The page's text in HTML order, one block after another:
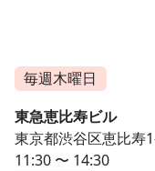
毎週木曜日
東急恵比寿ビル
東京都渋谷区恵比寿
11:30 〜 14:30